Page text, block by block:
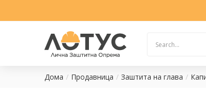
Дома Продавница Заштита на глава